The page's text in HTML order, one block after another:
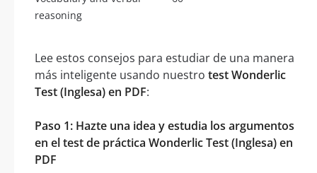
reasoning
Lee estos consejos para estudiar de una manera
más inteligente usando nuestro test Wonderlic
Test (Inglesa) en PDF:
Paso 1: Hazte una idea y estudia los argumentos
en el test de práctica Wonderlic Test (Inglesa) en
PDF